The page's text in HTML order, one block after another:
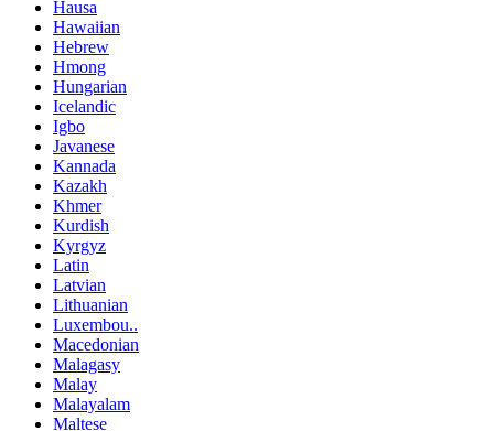
Hausa
Hawaiian
Hebrew
Hmong
Hungarian
Icelandic
Igbo
Javanese
Kannada
Kazakh
Khmer
Kurdish
Kyrgyz
Latin
Latvian
Lithuanian
Luxembou..
Macedonian
Malagasy
Malay
Malayalam
Maltese